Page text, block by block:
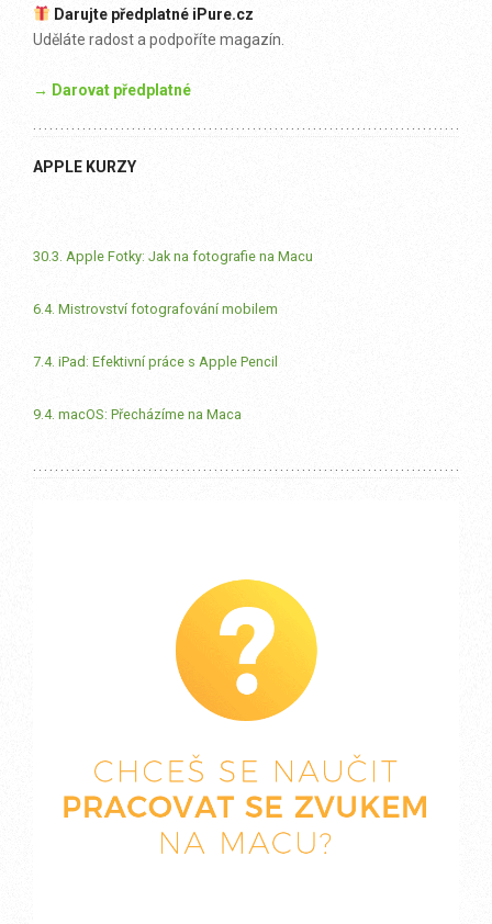
Darujte předplatné iPure.cz
Uděláte radost a podpoříte magazín.
→ Darovat předplatné
APPLE KURZY
30.3. Apple Fotky: Jak na fotografie na Macu
6.4. Mistrovství fotografování mobilem
7.4. iPad: Efektivní práce s Apple Pencil
9.4. macOS: Přecházíme na Maca